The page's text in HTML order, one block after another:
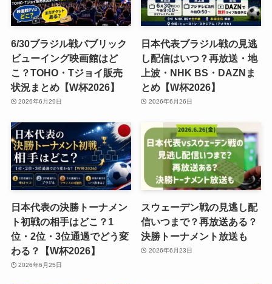
6/30ブラジル戦パブリック
ビューイング映画館はど
こ？TOHO・Tジョイ販売
状況まとめ【W杯2026】
2026年6月29日
日本代表ブラジル戦の見逃
し配信はいつ？再放送・地
上波・NHK BS・DAZNま
とめ【W杯2026】
2026年6月26日
日本代表の決勝トーナメン
ト初戦の相手はどこ？1
位・2位・3位通過でどう変
わる？【W杯2026】
2026年6月25日
スウェーデン戦の見逃し配
信いつまで？再放送ある？
決勝トーナメント放送も
2026年6月23日